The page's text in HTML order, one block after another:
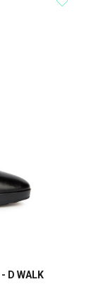
D WALK